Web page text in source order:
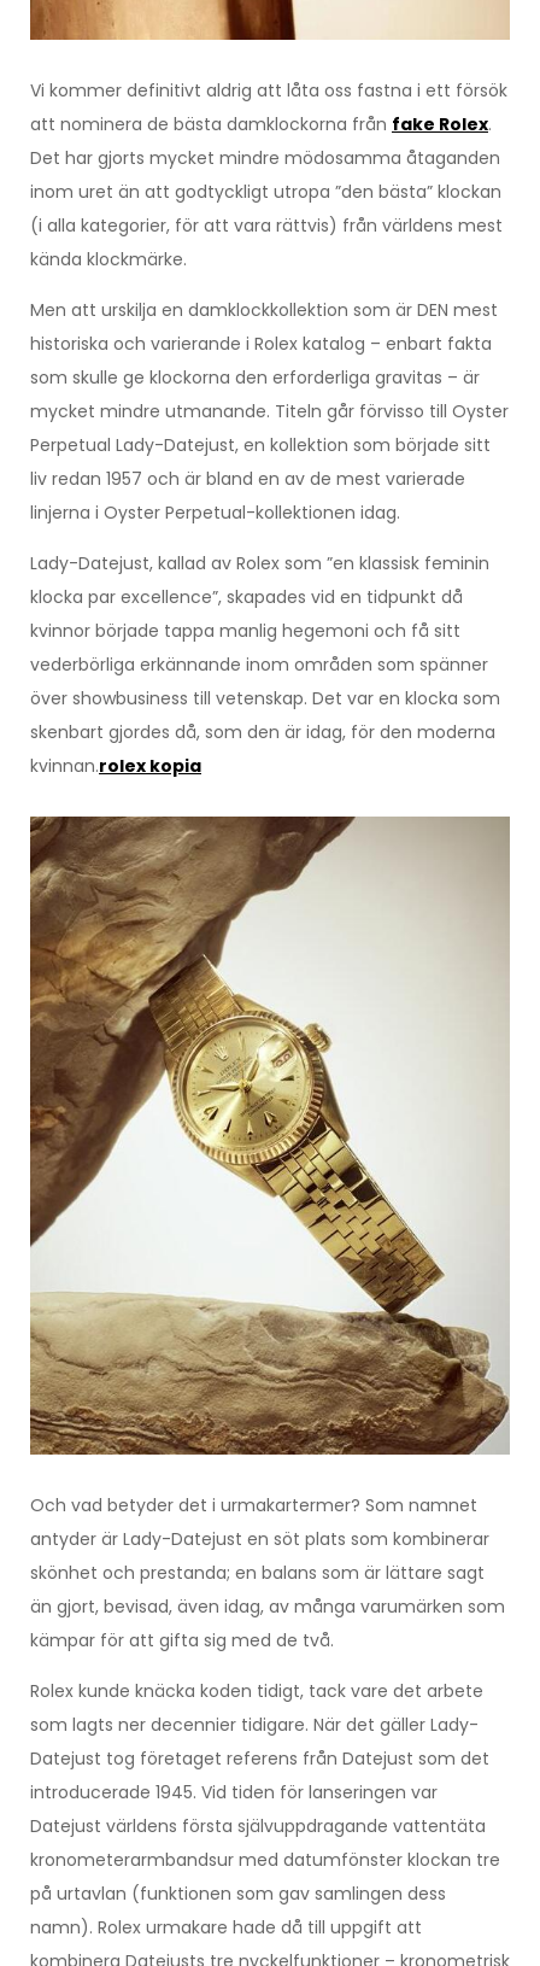
Vi kommer definitivt aldrig att låta oss fastna i ett försök
att nominera de bästa damklockorna från fake Rolex.
Det har gjorts mycket mindre mödosamma åtaganden
inom uret än att godtyckligt utropa ”den bästa” klockan
(i alla kategorier, för att vara rättvis) från världens mest
kända klockmärke.
Men att urskilja en damklockkollektion som är DEN mest
historiska och varierande i Rolex katalog – enbart fakta
som skulle ge klockorna den erforderliga gravitas – är
mycket mindre utmanande. Titeln går förvisso till Oyster
Perpetual Lady-Datejust, en kollektion som började sitt
liv redan 1957 och är bland en av de mest varierade
linjerna i Oyster Perpetual-kollektionen idag.
Lady-Datejust, kallad av Rolex som ”en klassisk feminin
klocka par excellence”, skapades vid en tidpunkt då
kvinnor började tappa manlig hegemoni och få sitt
vederbörliga erkännande inom områden som spänner
över showbusiness till vetenskap. Det var en klocka som
skenbart gjordes då, som den är idag, för den moderna
kvinnan.rolex kopia
Och vad betyder det i urmakartermer? Som namnet
antyder är Lady-Datejust en söt plats som kombinerar
skönhet och prestanda; en balans som är lättare sagt
än gjort, bevisad, även idag, av många varumärken som
kämpar för att gifta sig med de två.
Rolex kunde knäcka koden tidigt, tack vare det arbete
som lagts ner decennier tidigare. När det gäller Lady-
Datejust tog företaget referens från Datejust som det
introducerade 1945. Vid tiden för lanseringen var
Datejust världens första självuppdragande vattentäta
kronometerarmbandsur med datumfönster klockan tre
på urtavlan (funktionen som gav samlingen dess
namn). Rolex urmakare hade då till uppgift att